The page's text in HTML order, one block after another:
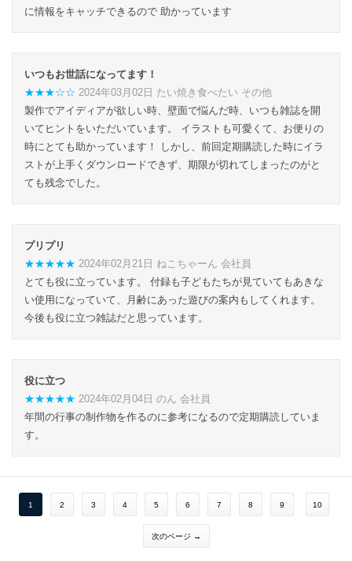
に情報をキャッチできるので 助かっています
いつもお世話になってます！
★★★☆☆ 2024年03月02日 たい焼き食べたい その他
製作でアイディアが欲しい時、壁面で悩んだ時、いつも雑誌を開
いてヒントをいただいています。 イラストも可愛くて、お便りの
時にとても助かっています！ しかし、前回定期購読した時にイラ
ストが上手くダウンロードできず、期限が切れてしまったのがと
ても残念でした。
プリプリ
★★★★★ 2024年02月21日 ねこちゃーん 会社員
とても役に立っています。 付録も子どもたちが見ていてもあきな
い使用になっていて、月齢にあった遊びの案内もしてくれます。
今後も役に立つ雑誌だと思っています。
役に立つ
★★★★★ 2024年02月04日 のん 会社員
年間の行事の制作物を作るのに参考になるので定期購読していま
す。
1 2 3 4 5 6 7 8 9 10
次のページ →